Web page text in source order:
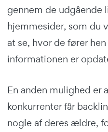
gennem de udgående
hjemmesider, som du
at se, hvor de fører
informationen er
En anden mulighed er
konkurrenter får
nogle af deres ældre,